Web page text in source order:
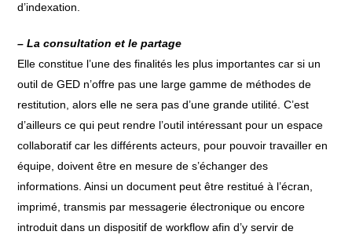
d’indexation.
– La consultation et le partage
Elle constitue l’une des finalités les plus importantes car si un
outil de GED n’offre pas une large gamme de méthodes de
restitution, alors elle ne sera pas d’une grande utilité. C’est
d’ailleurs ce qui peut rendre l’outil intéressant pour un espace
collaboratif car les différents acteurs, pour pouvoir travailler en
équipe, doivent être en mesure de s’échanger des
informations. Ainsi un document peut être restitué à l’écran,
imprimé, transmis par messagerie électronique ou encore
introduit dans un dispositif de workflow afin d’y servir de